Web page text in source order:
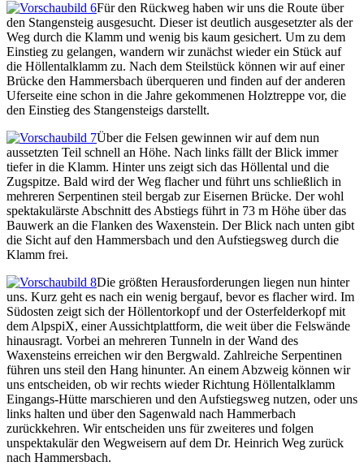
Für den Rückweg haben wir uns die Route über
den Stangensteig ausgesucht. Dieser ist deutlich ausgesetzter als der
Weg durch die Klamm und wenig bis kaum gesichert. Um zu dem
Einstieg zu gelangen, wandern wir zunächst wieder ein Stück auf
die Höllentalklamm zu. Nach dem Steilstück können wir auf einer
Brücke den Hammersbach überqueren und finden auf der anderen
Uferseite eine schon in die Jahre gekommenen Holztreppe vor, die
den Einstieg des Stangensteigs darstellt.
Über die Felsen gewinnen wir auf dem nun
aussetzten Teil schnell an Höhe. Nach links fällt der Blick immer
tiefer in die Klamm. Hinter uns zeigt sich das Höllental und die
Zugspitze. Bald wird der Weg flacher und führt uns schließlich in
mehreren Serpentinen steil bergab zur Eisernen Brücke. Der wohl
spektakulärste Abschnitt des Abstiegs führt in 73 m Höhe über das
Bauwerk an die Flanken des Waxenstein. Der Blick nach unten gibt
die Sicht auf den Hammersbach und den Aufstiegsweg durch die
Klamm frei.
Die größten Herausforderungen liegen nun hinter
uns. Kurz geht es nach ein wenig bergauf, bevor es flacher wird. Im
Südosten zeigt sich der Höllentorkopf und der Osterfelderkopf mit
dem AlpspiX, einer Aussichtplattform, die weit über die Felswände
hinausragt. Vorbei an mehreren Tunneln in der Wand des
Waxensteins erreichen wir den Bergwald. Zahlreiche Serpentinen
führen uns steil den Hang hinunter. An einem Abzweig können wir
uns entscheiden, ob wir rechts wieder Richtung Höllentalklamm
Eingangs-Hütte marschieren und den Aufstiegsweg nutzen, oder uns
links halten und über den Sagenwald nach Hammerbach
zurückkehren. Wir entscheiden uns für zweiteres und folgen
unspektakulär den Wegweisern auf dem Dr. Heinrich Weg zurück
nach Hammersbach.